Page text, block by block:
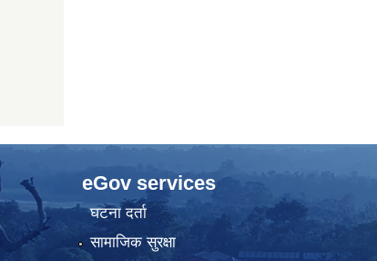
eGov services
घटना दर्ता
सामाजिक सुरक्षा